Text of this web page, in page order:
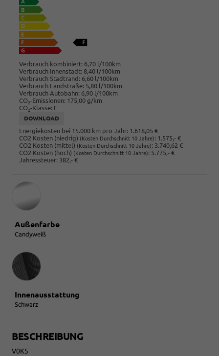
Verbrauch kombiniert: 6,70 l/100km
Verbrauch Innenstadt: 8,40 l/100km
Verbrauch Stadtrand: 6,60 l/100km
Verbrauch Landstraße: 5,80 l/100km
Verbrauch Autobahn: 6,90 l/100km
CO2-Emissionen: 175,00 g/km
CO2-Klasse: F
DOWNLOAD
Energiekosten bei 15.000 km pro Jahr: 1.618,05 €
CO2 Kosten (niedrig) (Kosten Durchschnitt 10 Jahre): 1.575,- €
CO2 Kosten (mittel) (Kosten Durchschnitt 10 Jahre): 3.740,62 €
CO2 Kosten (hoch) (Kosten Durchschnitt 10 Jahre): 5.775,- €
Jahressteuer: 382,- €
Außenfarbe
Candyweiß
Innenausstattung
Innenausstattung
Schwarz
BESCHREIBUNG
V0K5